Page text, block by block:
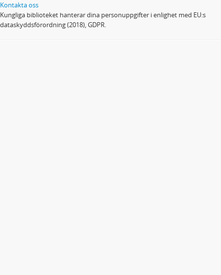
Kontakta oss
Kungliga biblioteket hanterar dina personuppgifter i enlighet med EU:s
dataskyddsförordning (2018), GDPR.